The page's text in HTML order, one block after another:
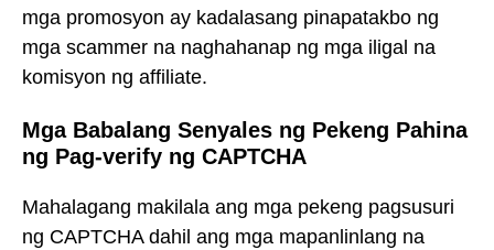
mga promosyon ay kadalasang pinapatakbo ng
mga scammer na naghahanap ng mga iligal na
komisyon ng affiliate.
Mga Babalang Senyales ng Pekeng Pahina
ng Pag-verify ng CAPTCHA
Mahalagang makilala ang mga pekeng pagsusuri
ng CAPTCHA dahil ang mga mapanlinlang na